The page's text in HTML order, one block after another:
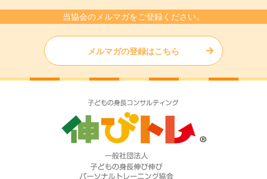
当協会のメルマガをご登録ください。
メルマガの登録はこちら